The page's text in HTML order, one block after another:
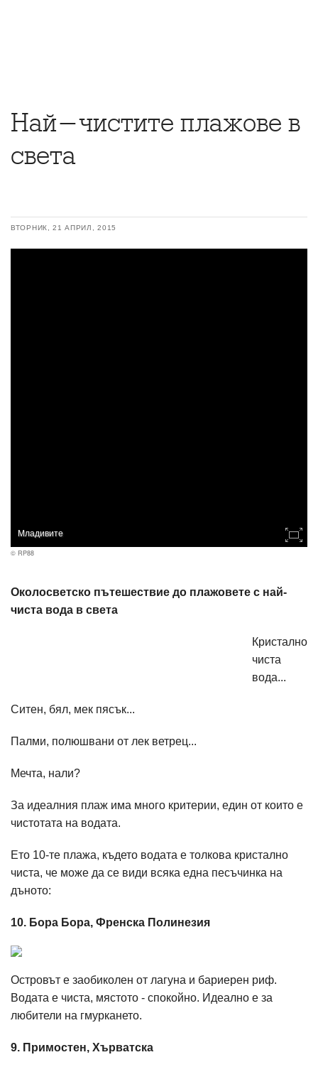
Най-чистите плажове в
света
ВТОРНИК, 21 АПРИЛ, 2015
Младивите
© RP88
Околосветско пътешествие до плажовете с най-
чиста вода в света
Кристално
чиста
вода...
Ситен, бял, мек пясък...
Палми, полюшвани от лек ветрец...
Мечта, нали?
За идеалния плаж има много критерии, един от които е
чистотата на водата.
Eто 10-те плажа, където водата е толкова кристално
чиста, че може да се види всяка една песъчинка на
дъното:
10. Бора Бора, Френска Полинезия
Островът е заобиколен от лагуна и бариерен риф.
Водата е чиста, мястото - спокойно. Идеално е за
любители на гмуркането.
9. Примостен, Хърватска